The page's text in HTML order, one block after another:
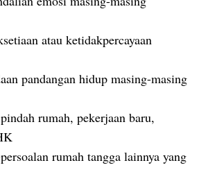
atau ketidakpercayaan
pandangan hidup masing-masing
rumah, pekerjaan baru,
rumah tangga lainnya yang